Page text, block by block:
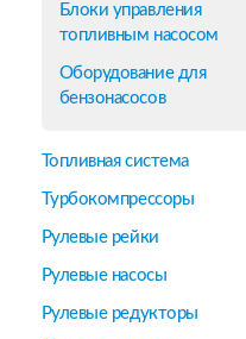
Блоки управления
топливным насосом
Оборудование для
бензонасосов
Топливная система
Турбокомпрессоры
Рулевые рейки
Рулевые насосы
Рулевые редукторы